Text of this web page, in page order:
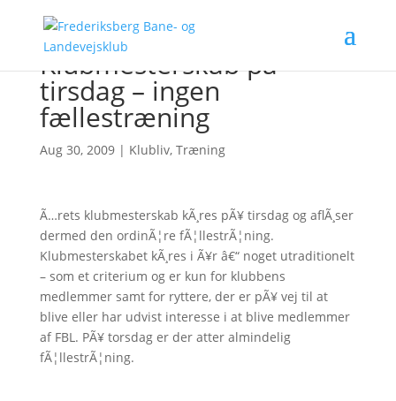
Klubmesterskab på
tirsdag – ingen
fællestræning
Aug 30, 2009| Klubliv, Træning
Ã…rets klubmesterskab kÃ¸res pÃ¥ tirsdag og aflÃ¸ser
dermed den ordinÃ¦re fÃ¦llestrÃ¦ning.
Klubmesterskabet kÃ¸res i Ã¥r â€“ noget utraditionelt
– som et criterium og er kun for klubbens
medlemmer samt for ryttere, der er pÃ¥ vej til at
blive eller har udvist interesse i at blive medlemmer
af FBL. PÃ¥ torsdag er der atter almindelig
fÃ¦llestrÃ¦ning.